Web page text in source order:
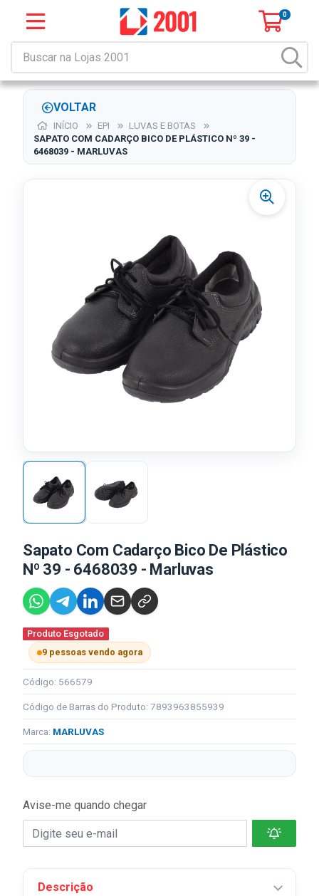
0
VOLTAR
INÍCIO EPI
LUVAS E BOTAS
SAPATO COM CADARÇO BICO DE PLÁSTICO Nº 39 -
6468039 - MARLUVAS
Sapato Com Cadarço Bico De Plástico
Nº 39 - 6468039 - Marluvas
Produto Esgotado
9 pessoas vendo agora
Código: 566579
Código de Barras do Produto: 7893963855939
Marca: MARLUVAS
Avise-me quando chegar
Descrição